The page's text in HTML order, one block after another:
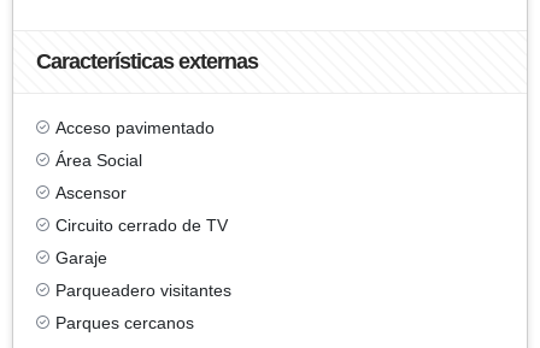
Características externas
Acceso pavimentado
Área Social
Ascensor
Circuito cerrado de TV
Garaje
Parqueadero visitantes
Parques cercanos